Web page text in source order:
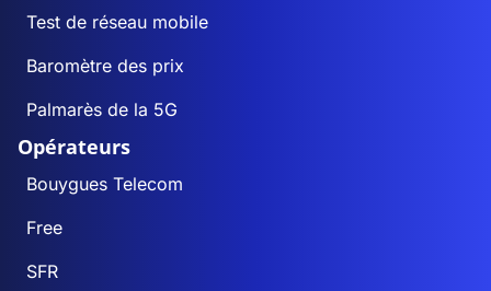
Test de réseau mobile
Baromètre des prix
Palmarès de la 5G
Opérateurs
Bouygues Telecom
Free
SFR